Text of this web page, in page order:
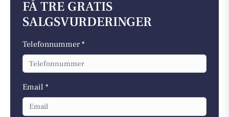
FÅ TRE GRATIS
SALGSVURDERINGER
Telefonnummer *
Email *